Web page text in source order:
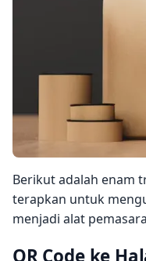
Berikut adalah enam
terapkan untuk
menjadi alat
QR Code ke